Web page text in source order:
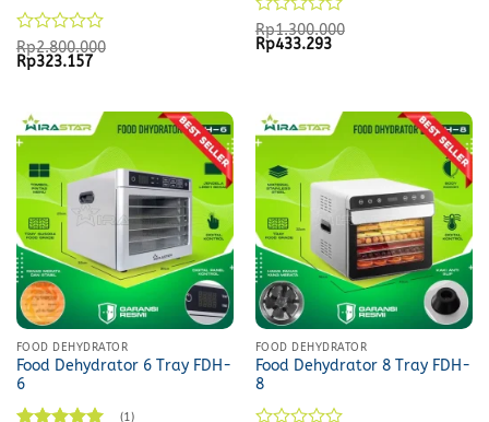
Rated
0
5
Rp2.800.000
Original
price
Rp323.157Current
Rated
0
Rp1.300.000
Original
price
Rp433.293Current
FOOD DEHYDRATOR
Food Dehydrator 6 Tray FDH-
6
(1)
FOOD DEHYDRATOR
Food Dehydrator 8 Tray FDH-
8